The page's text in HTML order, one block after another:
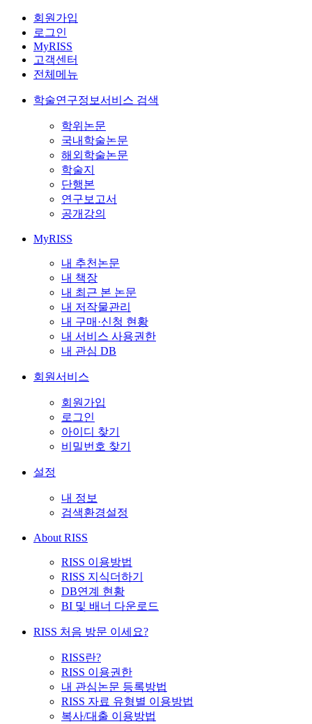
회원가입
로그인
MyRISS
고객센터
전체메뉴
학술연구정보서비스 검색
학위논문
국내학술논문
해외학술논문
학술지
단행본
연구보고서
공개강의
MyRISS
내 추천논문
내 책장
내 최근 본 논문
내 저작물관리
내 구매·신청 현황
내 서비스 사용권한
내 관심 DB
회원서비스
회원가입
로그인
아이디 찾기
비밀번호 찾기
설정
내 정보
검색환경설정
About RISS
RISS 이용방법
RISS 지식더하기
DB연계 현황
BI 및 배너 다운로드
RISS 처음 방문 이세요?
RISS란?
RISS 이용권한
내 관심논문 등록방법
RISS 자료 유형별 이용방법
복사/대출 이용방법